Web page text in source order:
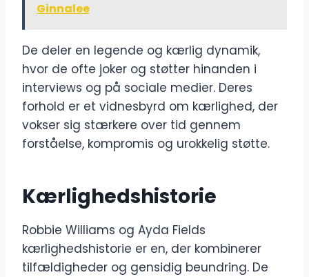
Ginnalee
De deler en legende og kærlig dynamik,
hvor de ofte joker og støtter hinanden i
interviews og på sociale medier. Deres
forhold er et vidnesbyrd om kærlighed, der
vokser sig stærkere over tid gennem
forståelse, kompromis og urokkelig støtte.
Kærlighedshistorie
Robbie Williams og Ayda Fields
kærlighedshistorie er en, der kombinerer
tilfældigheder og gensidig beundring. De